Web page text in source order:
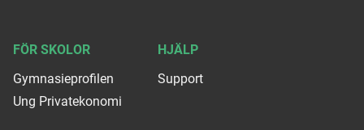
FÖR SKOLOR
Gymnasieprofilen
Ung Privatekonomi
HJÄLP
Support